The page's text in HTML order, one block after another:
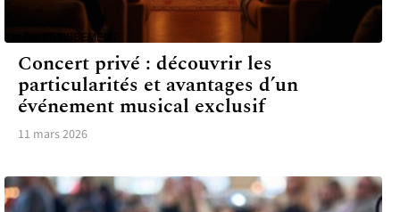
DIVERTISSEMENT
Concert privé : découvrir les
particularités et avantages d’un
événement musical exclusif
11 mars 2026